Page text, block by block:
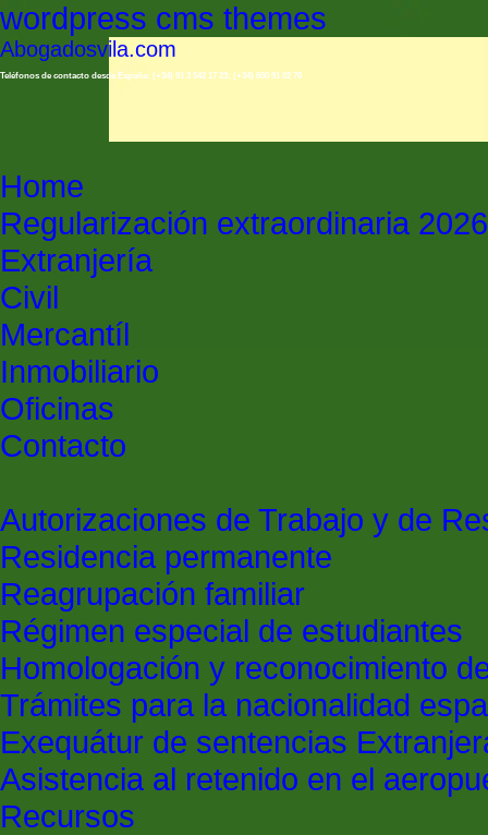
wordpress cms themes
Abogadosvila.com
Teléfonos de contacto desde España: (+34) 91 3 542 17 23; (+34) 650 91 02 70
Home
Regularización extraordinaria 2026
Extranjería
Civil
Mercantíl
Inmobiliario
Oficinas
Contacto
Autorizaciones de Trabajo y de
Residencia permanente
Reagrupación familiar
Régimen especial de estudiantes
Homologación y reconocimiento
Trámites para la nacionalidad
Exequátur de sentencias
Asistencia al retenido en el
Recursos